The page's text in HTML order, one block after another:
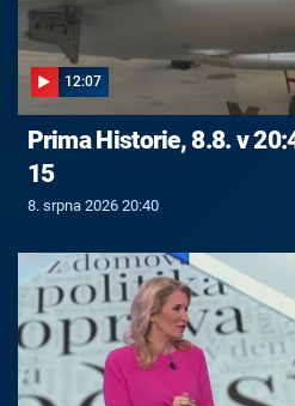
12:07
Prima Historie, 8.8. v
15
8. srpna 2026 20:40